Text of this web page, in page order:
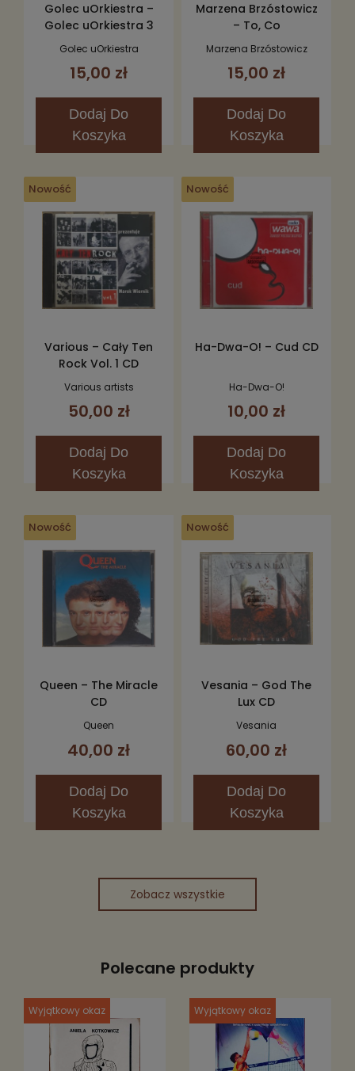
Golec uOrkiestra –
Golec uOrkiestra 3
CD
Golec uOrkiestra
15,00 zł
Dodaj Do
Koszyka
Marzena Brzóstowicz
– To, Co
Najpiekniejsze CD
Marzena Brzóstowicz
15,00 zł
Dodaj Do
Koszyka
Nowość
Various – Cały Ten
Rock Vol. 1 CD
Various artists
50,00 zł
Dodaj Do
Koszyka
Nowość
Ha-Dwa-O! – Cud CD
Ha-Dwa-O!
10,00 zł
Dodaj Do
Koszyka
Nowość
Queen – The Miracle
CD
Queen
40,00 zł
Dodaj Do
Koszyka
Nowość
Vesania – God The
Lux CD
Vesania
60,00 zł
Dodaj Do
Koszyka
Zobacz wszystkie
Polecane produkty
Wyjątkowy okaz Wyjątkowy okaz